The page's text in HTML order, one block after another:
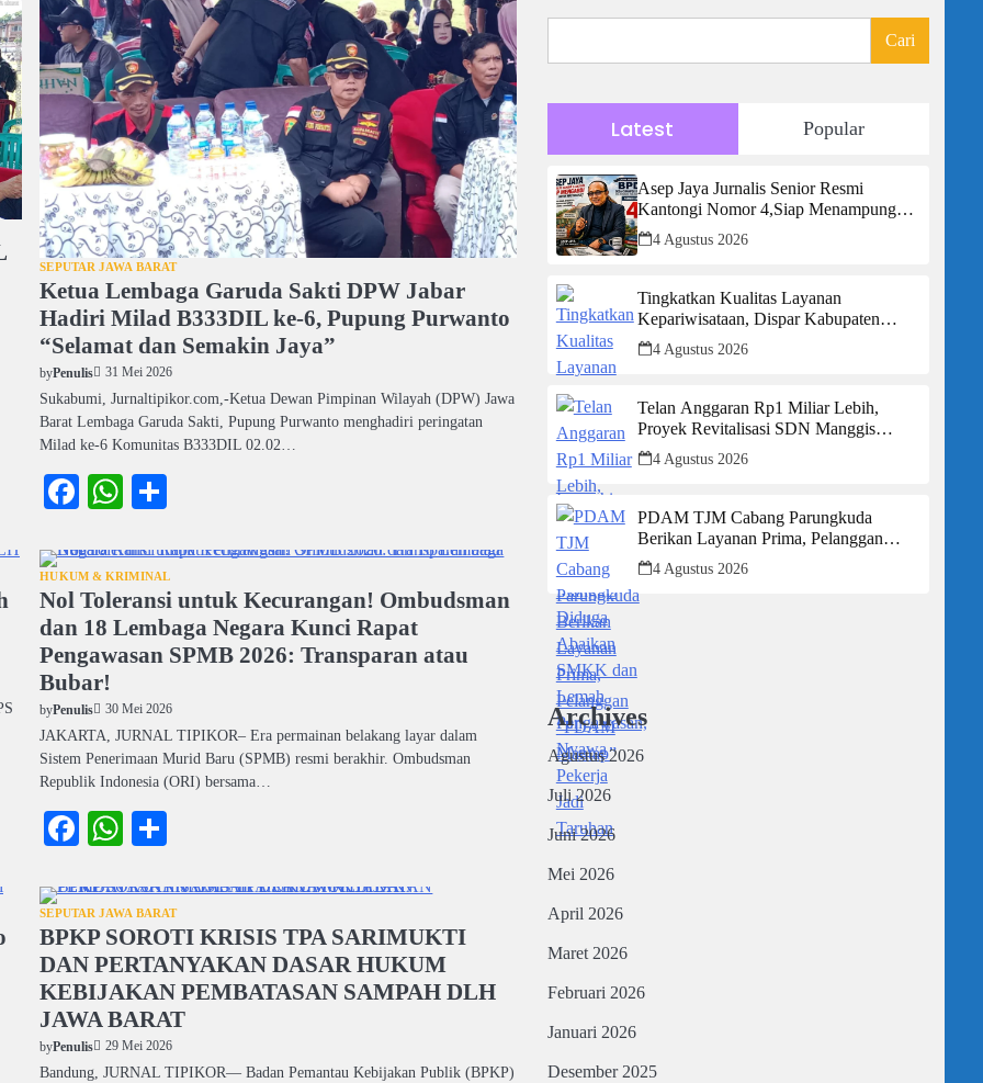
SEPUTAR JAWA BARAT
Ketua Lembaga Garuda Sakti DPW Jabar
Hadiri Milad B333DIL ke-6, Pupung Purwanto
“Selamat dan Semakin Jaya”
byPenulis 31 Mei 2026
Sukabumi, Jurnaltipikor.com,-Ketua Dewan Pimpinan Wilayah (DPW) Jawa
Barat Lembaga Garuda Sakti, Pupung Purwanto menghadiri peringatan
Milad ke-6 Komunitas B333DIL 02.02…
Facebook
WhatsApp
HUKUM & KRIMINAL
Nol Toleransi untuk Kecurangan! Ombudsman
dan 18 Lembaga Negara Kunci Rapat
Pengawasan SPMB 2026: Transparan atau
Bubar!
byPenulis 30 Mei 2026
JAKARTA, JURNAL TIPIKOR– Era permainan belakang layar dalam
Sistem Penerimaan Murid Baru (SPMB) resmi berakhir. Ombudsman
Republik Indonesia (ORI) bersama…
Facebook
WhatsApp
SEPUTAR JAWA BARAT
BPKP SOROTI KRISIS TPA SARIMUKTI
DAN PERTANYAKAN DASAR HUKUM
KEBIJAKAN PEMBATASAN SAMPAH DLH
JAWA BARAT
byPenulis 29 Mei 2026
Bandung, JURNAL TIPIKOR— Badan Pemantau Kebijakan Publik (BPKP)
Cari
Latest Popular
Asep Jaya Jurnalis Senior Resmi
Kantongi Nomor 4,Siap Menampung
Aspirasi Masyarakat Desa Cikampek
Utara
4 Agustus 2026
Tingkatkan Kualitas Layanan
Kepariwisataan, Dispar Kabupaten
Sukabumi Launching Parkir Wisata
Someah
4 Agustus 2026
Telan Anggaran Rp1 Miliar Lebih,
Proyek Revitalisasi SDN Manggis
Diduga Abaikan SMKK dan Lemah
Pengawasan, Nyawa Pekerja Jadi
4 Agustus 2026
PDAM TJM Cabang Parungkuda
Berikan Layanan Prima, Pelanggan
“PDAM Mantap”
4 Agustus 2026
Archives
Agustus 2026
Juli 2026
Juni 2026
Mei 2026
April 2026
Maret 2026
Februari 2026
Januari 2026
Desember 2025